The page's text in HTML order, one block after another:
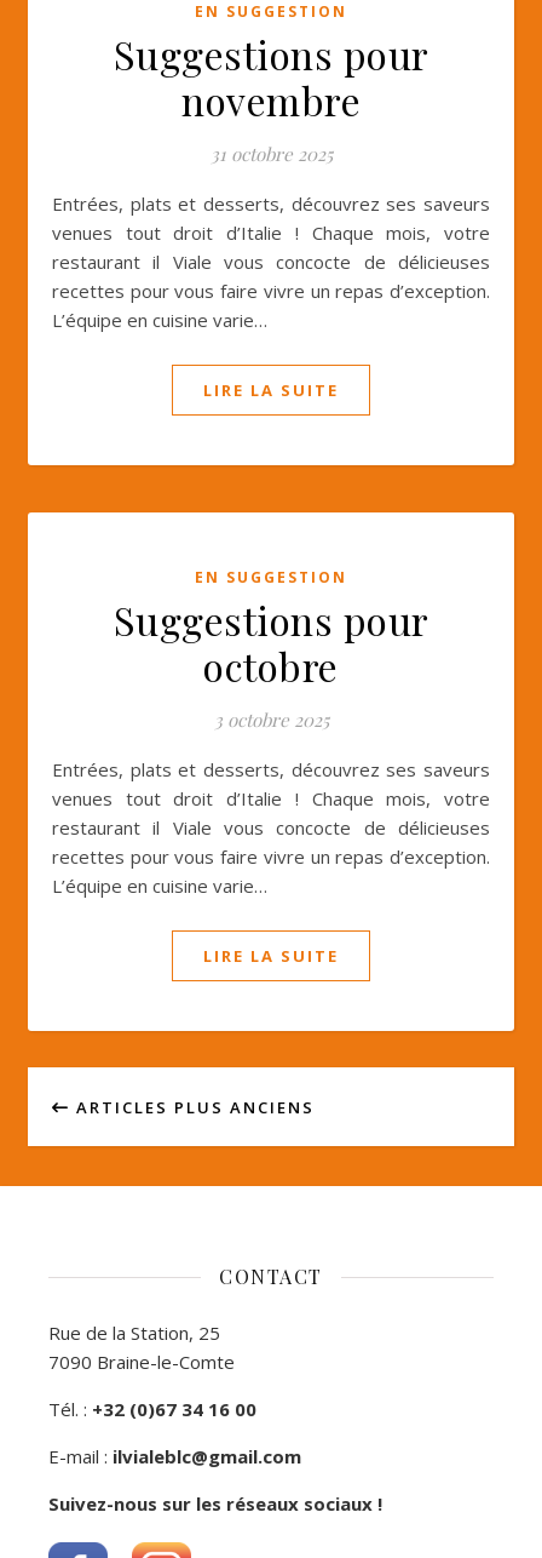
EN SUGGESTION
Suggestions pour
novembre
31 octobre 2025
Entrées, plats et desserts, découvrez ses saveurs
venues tout droit d’Italie ! Chaque mois, votre
restaurant il Viale vous concocte de délicieuses
recettes pour vous faire vivre un repas d’exception.
L’équipe en cuisine varie…
LIRE LA SUITE
EN SUGGESTION
Suggestions pour
octobre
3 octobre 2025
Entrées, plats et desserts, découvrez ses saveurs
venues tout droit d’Italie ! Chaque mois, votre
restaurant il Viale vous concocte de délicieuses
recettes pour vous faire vivre un repas d’exception.
L’équipe en cuisine varie…
LIRE LA SUITE
ARTICLES PLUS ANCIENS
CONTACT
Rue de la Station, 25
7090 Braine-le-Comte
Tél. : +32 (0)67 34 16 00
E-mail : ilvialeblc@gmail.com
Suivez-nous sur les réseaux sociaux !